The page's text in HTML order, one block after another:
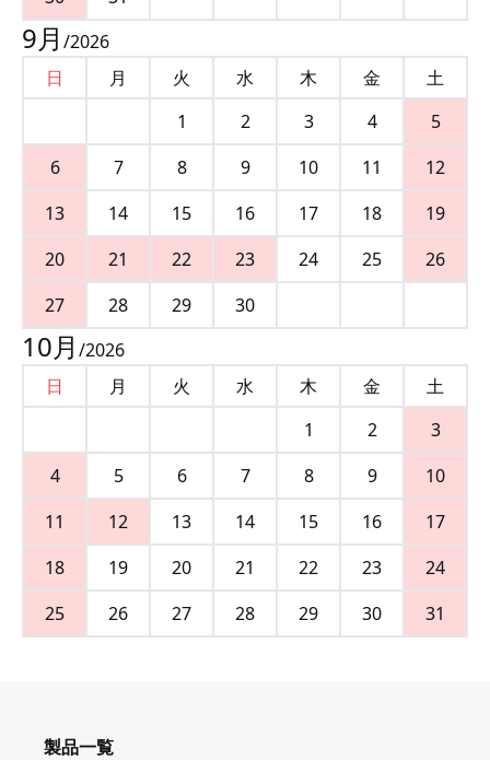
9月 /2026
日
月 火 水 木 金
土
1
2 3 4
5
6
7 8 9 10 11
12
13
14 15 16 17 18
19
20
21 22 23 24 25
26
27
28 29 30
10月 /2026
日
月 火 水 木 金
土
1
2
3
4
5 6 7 8 9
10
11
12 13 14 15 16
17
18
19 20 21 22 23
24
25
26 27 28 29 30 31
製品一覧